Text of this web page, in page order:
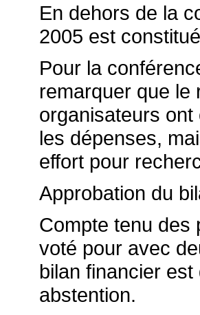
En dehors de la
2005 est
Pour la
remarquer que le
organisateurs
les dépenses,
effort pour
Approbation du
Compte tenu des
voté pour avec
bilan financier
abstention.